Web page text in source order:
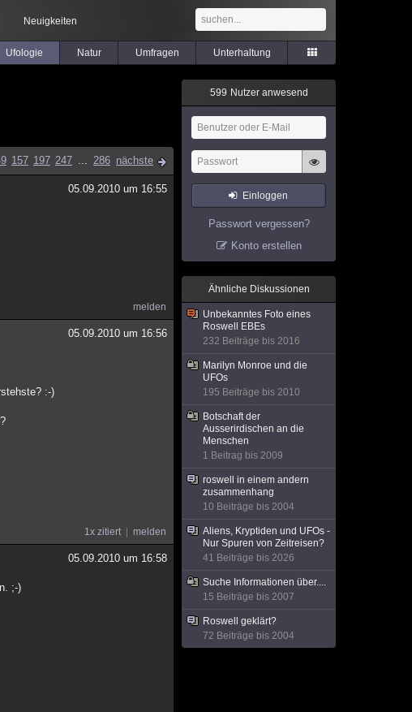
Neuigkeiten
Ufologie Natur Umfragen Unterhaltung
157 197 247 ... 286 nächste
05.09.2010 um 16:55
melden
05.09.2010 um 16:56
:-)
1x zitiert melden
05.09.2010 um 16:58
;-)
599 Nutzer anwesend
Einloggen
Passwort vergessen?
Konto erstellen
Ähnliche Diskussionen
Unbekanntes Foto eines
Roswell EBEs
232 Beiträge bis 2016
Marilyn Monroe und die
UFOs
195 Beiträge bis 2010
Botschaft der
Ausserirdischen an die
Menschen
1 Beitrag bis 2009
roswell in einem andern
zusammenhang
10 Beiträge bis 2004
Aliens, Kryptiden und UFOs -
Nur Spuren von Zeitreisen?
41 Beiträge bis 2026
Suche Informationen über....
15 Beiträge bis 2007
Roswell geklärt?
72 Beiträge bis 2004